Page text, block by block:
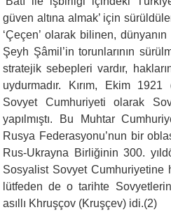
güven altına almak’ için
‘Çeçen’ olarak bilinen,
Şeyh Şâmil’in torunlarının
stratejik sebepleri vardır,
uydurmadır. Kırım, Ekim
Sovyet Cumhuriyeti olarak
yapılmıştı. Bu Muhtar
Rusya Federasyonu’nun bir
Rus-Ukrayna Birliğinin 300.
Sosyalist Sovyet Cumhuriyetine
lütfeden de o tarihte
asıllı Khruşçov (Kruşçev) idi.(2)